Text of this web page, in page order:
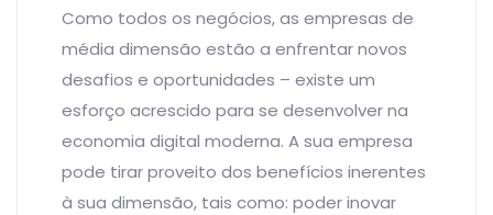
Como todos os negócios, as empresas de
média dimensão estão a enfrentar novos
desafios e oportunidades – existe um
esforço acrescido para se desenvolver na
economia digital moderna. A sua empresa
pode tirar proveito dos benefícios inerentes
à sua dimensão, tais como: poder inovar